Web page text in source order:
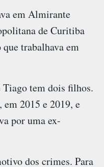
em Almirante
de Curitiba
trabalhava em
tem dois filhos.
2015 e 2019, e
por uma ex-
dos crimes. Para